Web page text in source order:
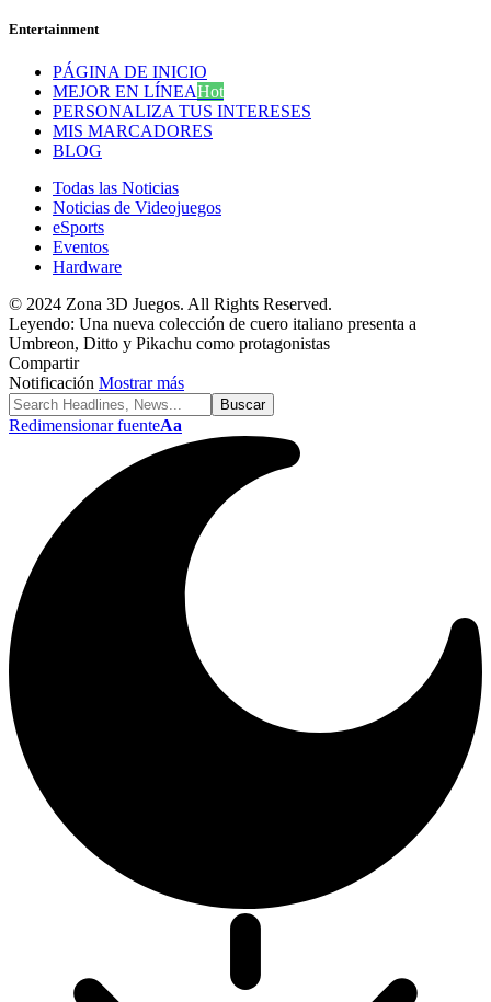
Entertainment
PÁGINA DE INICIO
MEJOR EN LÍNEAHot
PERSONALIZA TUS INTERESES
MIS MARCADORES
BLOG
Todas las Noticias
Noticias de Videojuegos
eSports
Eventos
Hardware
© 2024 Zona 3D Juegos. All Rights Reserved.
Leyendo: Una nueva colección de cuero italiano presenta a
Umbreon, Ditto y Pikachu como protagonistas
Compartir
Notificación Mostrar más
Redimensionar fuenteAa